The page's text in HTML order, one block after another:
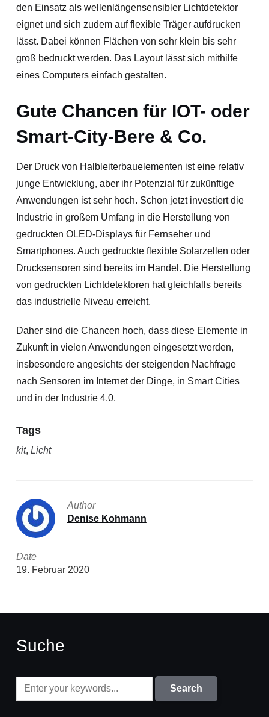
den Einsatz als wellenlängensensibler Lichtdetektor
eignet und sich zudem auf flexible Träger aufdrucken
lässt. Dabei können Flächen von sehr klein bis sehr
groß bedruckt werden. Das Layout lässt sich mithilfe
eines Computers einfach gestalten.
Gute Chancen für IOT- oder
Smart-City-Bere & Co.
Der Druck von Halbleiterbauelementen ist eine relativ
junge Entwicklung, aber ihr Potenzial für zukünftige
Anwendungen ist sehr hoch. Schon jetzt investiert die
Industrie in großem Umfang in die Herstellung von
gedruckten OLED-Displays für Fernseher und
Smartphones. Auch gedruckte flexible Solarzellen oder
Drucksensoren sind bereits im Handel. Die Herstellung
von gedruckten Lichtdetektoren hat gleichfalls bereits
das industrielle Niveau erreicht.
Daher sind die Chancen hoch, dass diese Elemente in
Zukunft in vielen Anwendungen eingesetzt werden,
insbesondere angesichts der steigenden Nachfrage
nach Sensoren im Internet der Dinge, in Smart Cities
und in der Industrie 4.0.
Tags
kit, Licht
Author
Denise Kohmann
Date
19. Februar 2020
Suche